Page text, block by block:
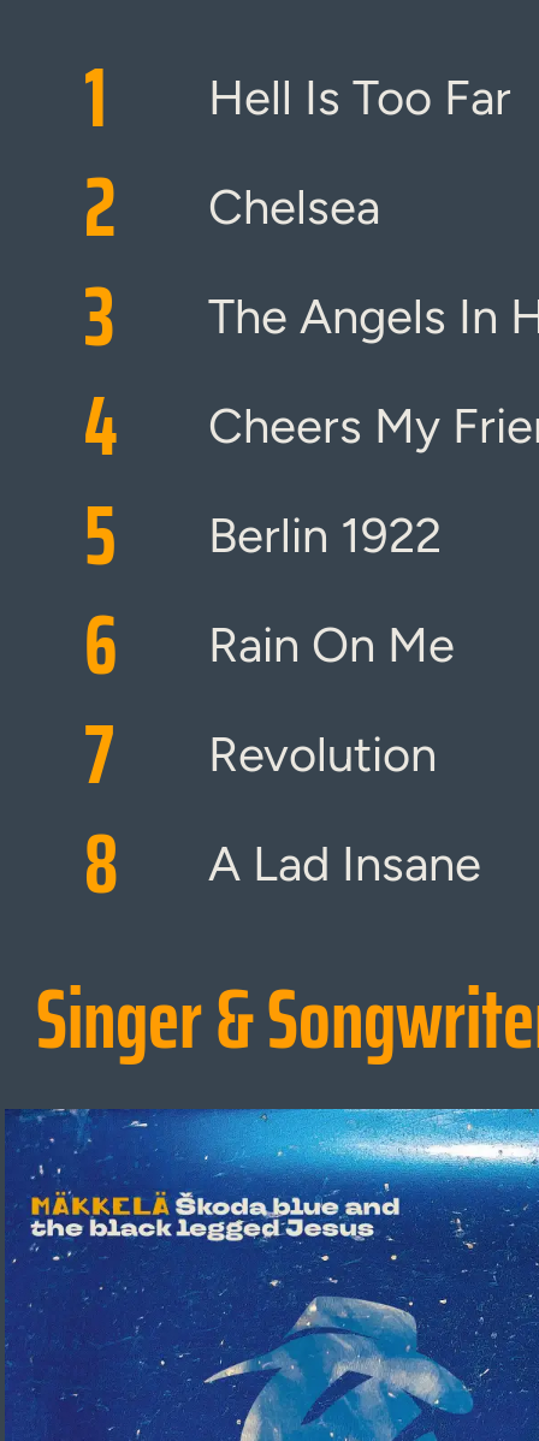
1 Hell Is Too Far
2 Chelsea
3 The Angels In
4 Cheers My
5 Berlin 1922
6 Rain On Me
7 Revolution
8 A Lad Insane
Singer &